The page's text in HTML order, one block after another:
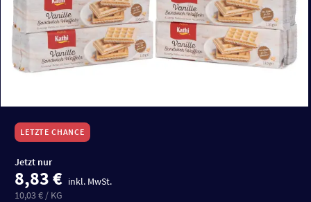
LETZTE CHANCE
Jetzt nur
8,83 € inkl. MwSt.
10,03 € / KG